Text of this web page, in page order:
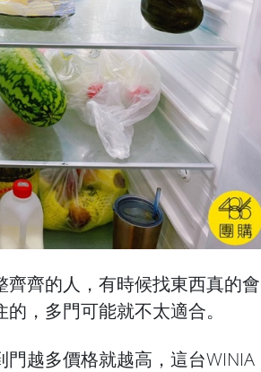
齊的人，有時候找東西真的會
，多門可能就不太適合。
越多價格就越高，這台WINIA